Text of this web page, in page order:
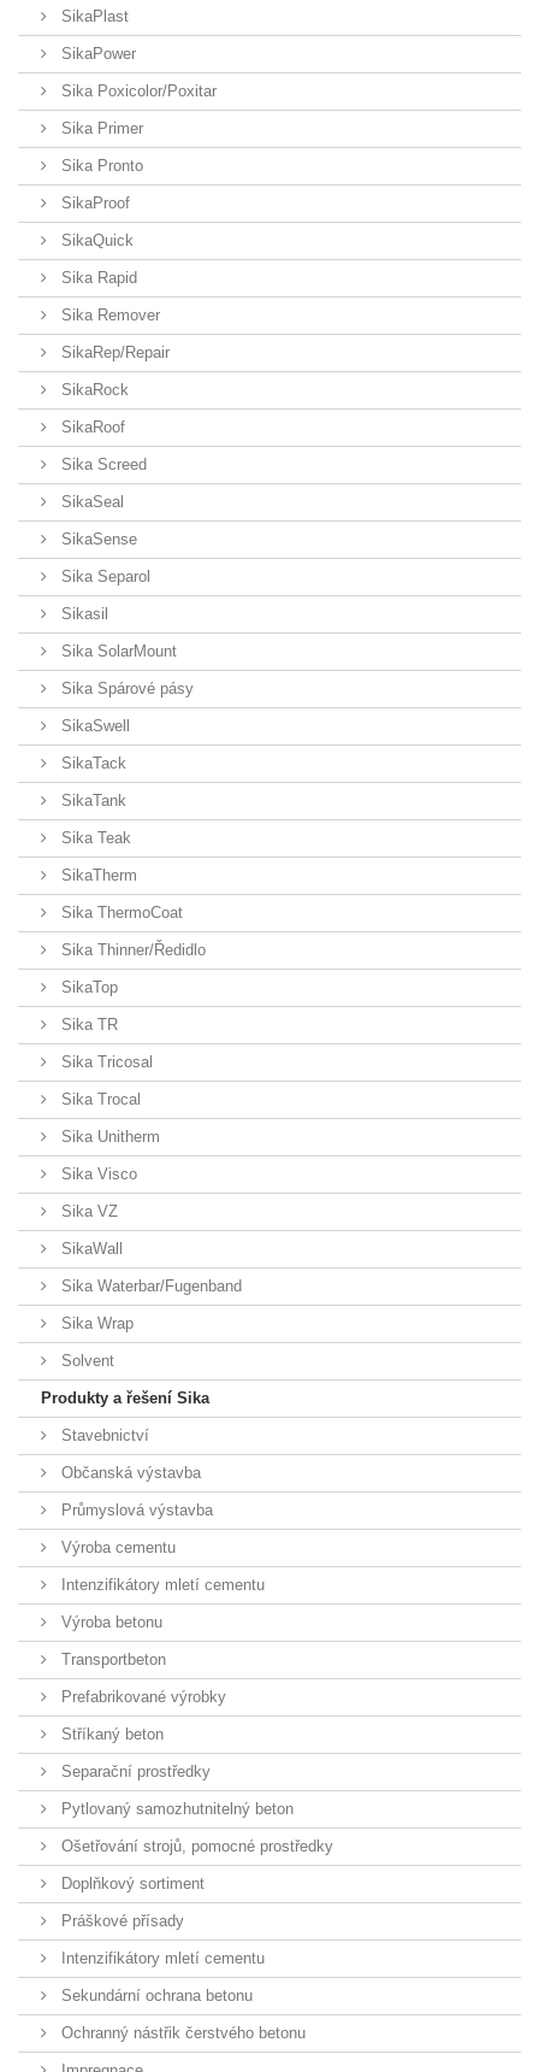
SikaPlast
SikaPower
Sika Poxicolor/Poxitar
Sika Primer
Sika Pronto
SikaProof
SikaQuick
Sika Rapid
Sika Remover
SikaRep/Repair
SikaRock
SikaRoof
Sika Screed
SikaSeal
SikaSense
Sika Separol
Sikasil
Sika SolarMount
Sika Spárové pásy
SikaSwell
SikaTack
SikaTank
Sika Teak
SikaTherm
Sika ThermoCoat
Sika Thinner/Ředidlo
SikaTop
Sika TR
Sika Tricosal
Sika Trocal
Sika Unitherm
Sika Visco
Sika VZ
SikaWall
Sika Waterbar/Fugenband
Sika Wrap
Solvent
Produkty a řešení Sika
Stavebnictví
Občanská výstavba
Průmyslová výstavba
Výroba cementu
Intenzifikátory mletí cementu
Výroba betonu
Transportbeton
Prefabrikované výrobky
Stříkaný beton
Separační prostředky
Pytlovaný samozhutnitelný beton
Ošetřování strojů, pomocné prostředky
Doplňkový sortiment
Práškové přísady
Intenzifikátory mletí cementu
Sekundární ochrana betonu
Ochranný nástřik čerstvého betonu